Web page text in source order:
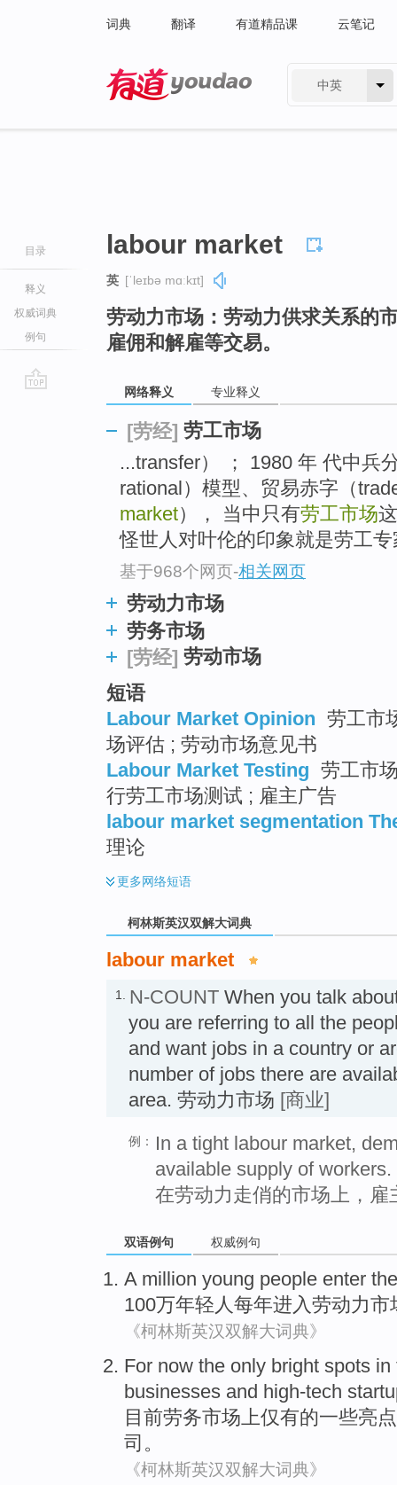
词典 翻译 有道精品课 云笔记
中英
目录
释义
权威词典
例句
labour market
英 [ˈleɪbə mɑːkɪt]
劳动力市场：劳动力供求关系的
雇佣和解雇等交易。
网络释义 专业释义
[劳经] 劳工市场
...transfer） ； 1980 年 代中兵
rational）模型、贸易赤字（
market）， 当中只有劳工市场
怪世人对叶伦的印象就是劳工
基于968个网页-相关网页
劳动力市场
劳务市场
[劳经] 劳动市场
短语
Labour Market Opinion 劳工市
场评估 ; 劳动市场意见书
Labour Market Testing 劳工市
行劳工市场测试 ; 雇主广告
labour market segmentation
理论
更多网络短语
柯林斯英汉双解大词典
labour market
1. N-COUNT When you talk
you are referring to all the
and want jobs in a country or
number of jobs there are
area. 劳动力市场 [商业]
例：
In a tight labour market,
available supply of workers.
在劳动力走俏的市场上，
双语例句 权威例句
A million young people enter the
100万年轻人每年进入劳动力市
《柯林斯英汉双解大词典》
For now the only bright spots in
businesses and high-tech
目前劳务市场 上仅有的一些亮点
司。
《柯林斯英汉双解大词典》